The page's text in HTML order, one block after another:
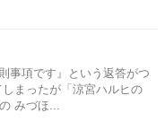
事項です』という返答がつ
まったが「涼宮ハルヒの
みづほ...